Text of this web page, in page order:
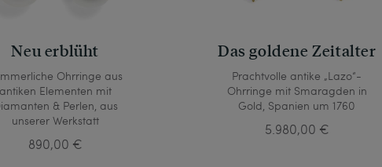
Neu erblüht
Ohrringe aus
antiken Elementen mit
& Perlen, aus
unserer Werkstatt
890,00 €
Das goldene Zeitalter
Prachtvolle antike „Lazo“-
Ohrringe mit Smaragden in
Gold, Spanien um 1760
5.980,00 €